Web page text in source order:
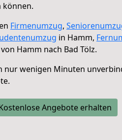
können.
Firmenumzug,
in Hamm,
von Hamm nach Bad Tölz.
nur wenigen Minuten
Angebote erhalten